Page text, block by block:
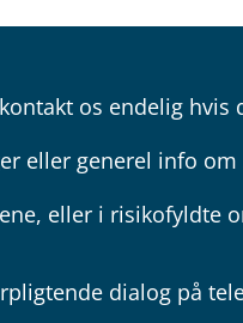
os endelig hvis
eller generel info
eller i risikofyldte
dialog på